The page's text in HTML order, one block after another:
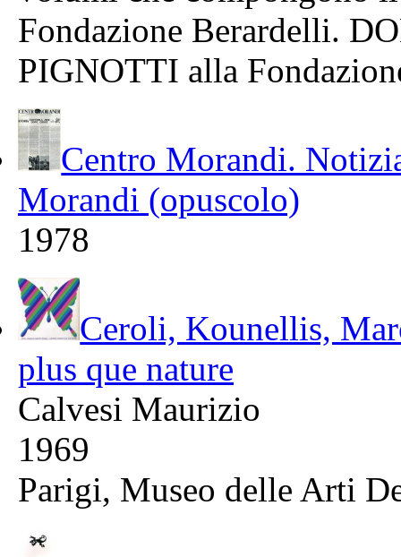
Fondazione Berardelli.
PIGNOTTI alla
Centro Morandi.
Morandi (opuscolo)
1978
Ceroli, Kounellis,
plus que nature
Calvesi Maurizio
1969
Parigi, Museo delle Arti